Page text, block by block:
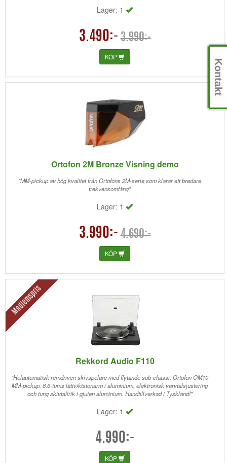
Lager: 1
3.490:- 3.990:-
KÖP
Ortofon 2M Bronze Visning demo
"MM-pickup av hög kvalitet från Ortofons 2M-serie som klarar ett bredare
frekvensomfång"
Lager: 1
3.990:- 4.690:-
KÖP
Medlemspris
Rekkord Audio F110
"Helautomatisk remdriven skivspelare med flytande sub-chassi, Ortofon OM10
MM-pickup, 8.6-tums lättviktstonarm i aluminium, elektronisk varvtalsjustering
och tung skivtallrik i gjuten aluminium. Handtillverkad i Tyskland!"
Lager: 1
4.990:-
KÖP
Kontakt